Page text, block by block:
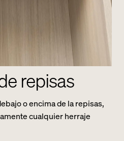
repisas
o encima de la repisas,
cualquier herraje